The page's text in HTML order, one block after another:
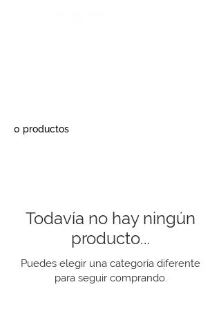
0 productos
Todavía no hay ningún
producto...
Puedes elegir una categoría diferente
para seguir comprando.